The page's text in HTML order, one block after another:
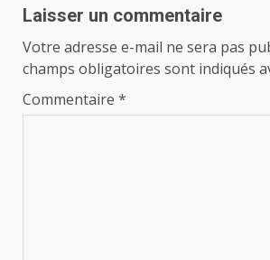
Laisser un commentaire
Votre adresse e-mail ne sera pas
champs obligatoires sont indiqués
Commentaire *